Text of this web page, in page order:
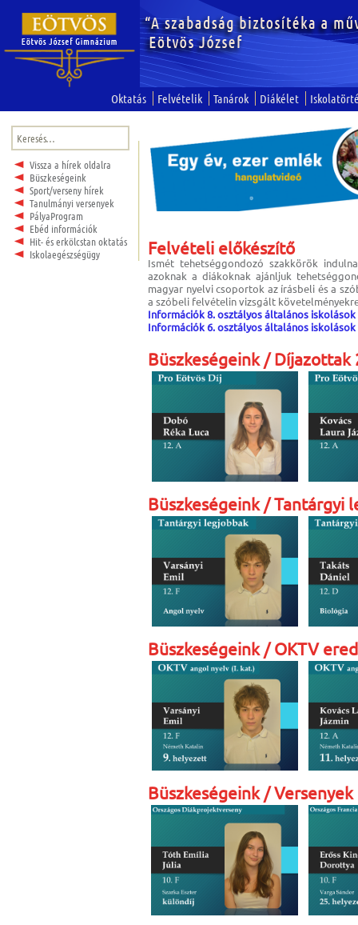
Oktatás Felvételik Tanárok Diákélet
Keresés:
Vissza a hírek oldalra
Büszkeségeink
Sport/verseny hírek
Tanulmányi versenyek
PályaProgram
Ebéd információk
Hit- és erkölcstan oktatás
Iskolaegészségügy
Felvételi előkészítő
Ismét tehetséggondozó szakkörök
azoknak a diákoknak ajánljuk
magyar nyelvi csoportok az írásbeli és a
a szóbeli felvételin vizsgált
Információk 8. osztályos általános iskolások
Információk 6. osztályos általános iskolások
Büszkeségeink / Díjazottak
Büszkeségeink / Tantárgyi
Büszkeségeink / OKTV
Büszkeségeink /